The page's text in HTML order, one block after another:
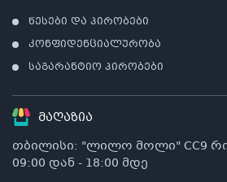
წესები და პირობები
კონფიდენციალურობა
საგარანტიო პირობები
მაღაზია
თბილისი: "ლილო მოლი" CC9
09:00 დან - 18:00 მდე